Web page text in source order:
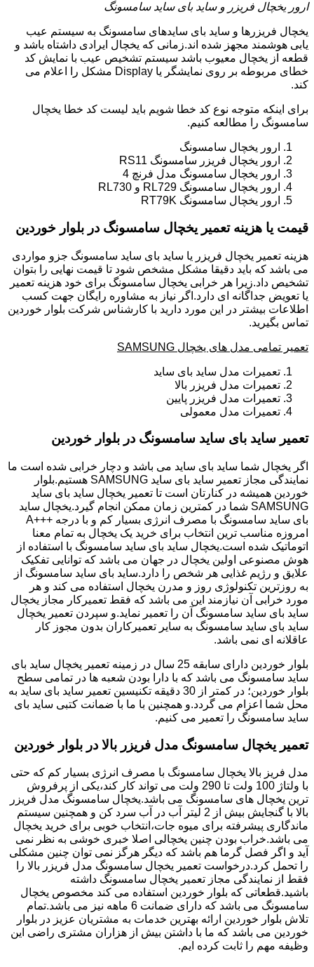
ارور یخچال فریزر و ساید بای ساید سامسونگ
یخچال فریزرها و ساید بای سایدهای سامسونگ به سیستم عیب
یابی هوشمند مجهز شده اند.زمانی که یخچال ایرادی داشتاه باشد و
قطعه از یخچال معیوب باشد سیستم تشخیص عیب با نمایش کد
خطای مربوطه بر روی نمایشگر یا Display مشکل را اعلام می
کند.
برای اینکه متوجه نوع کد خطا شویم باید لیست کد خطا یخچال
سامسونگ را مطالعه کنیم.
ارور یخچال سامسونگ
ارور یخچال فریزر سامسونگ RS11
ارور یخچال سامسونگ مدل فرنچ 4
ارور یخچال سامسونگ RL729 و RL730
ارور یخچال سامسونگ RT79K
قیمت یا هزینه تعمیر یخچال سامسونگ در بلوار خوردین
هزینه تعمیر یخچال فریزر یا ساید بای ساید سامسونگ جزو مواردی
می باشد که باید دقیقا مشکل مشخص شود تا قیمت نهایی را بتوان
تشخیص داد.زیرا هر خرابی یخچال سامسونگ برای خود هزینه تعمیر
یا تعویض جداگانه ای دارد.اگر نیاز به مشاوره رایگان جهت کسب
اطلاعات بیشتر در این مورد دارید با کارشناس شرکت بلوار خوردین
تماس بگیرید.
تعمیر تمامی مدل های یخچال SAMSUNG
تعمیرات مدل ساید بای ساید
تعمیرات مدل فریزر بالا
تعمیرات مدل فریزر پایین
تعمیرات مدل معمولی
تعمیر ساید بای ساید سامسونگ در بلوار خوردین
اگر یخچال شما ساید بای ساید می باشد و دچار خرابی شده است ما
نمایندگی مجاز تعمیر ساید بای ساید SAMSUNG هستیم.بلوار
خوردین همیشه در کنارتان است تا تعمیر یخچال ساید بای ساید
SAMSUNG شما در کمترین زمان ممکن انجام گیرد.یخچال ساید
بای ساید سامسونگ با مصرف انرژی بسیار کم و با درجه +++A
امروزه مناسب ترین انتخاب برای خرید یک یخچال به تمام معنا
اتوماتیک شده است.یخچال ساید بای ساید سامسونگ با استفاده از
هوش مصنوعی اولین یخچال در جهان می باشد که توانایی تفکیک
علایق و رژیم غذایی هر شخص را دارد.ساید بای ساید سامسونگ از
به روزترین تکنولوژی روز و مدرن یخچال استفاده می کند و هر
مورد خرابی آن نیازمند این می باشد که فقط تعمیرکار مجاز یخچال
ساید بای ساید سامسونگ آن را تعمیر نماید.و سپردن تعمیر یخچال
ساید بای ساید سامسونگ به سایر تعمیرکاران بدون مجوز کار
عاقلانه ای نمی باشد.
بلوار خوردین دارای سابقه 25 سال در زمینه تعمیر یخچال ساید بای
ساید سامسونگ می باشد که با دارا بودن شعبه ها در تمامی سطح
بلوار خوردین؛ در کمتر از 30 دقیقه تکنیسین تعمیر ساید بای ساید به
محل شما اعزام می گردد.و همچنین با ما با ضمانت کتبی ساید بای
ساید سامسونگ را تعمیر می کنیم.
تعمیر یخچال سامسونگ مدل فریزر بالا در بلوار خوردین
مدل فریز بالا یخچال سامسونگ با مصرف انرژی بسیار کم که حتی
با ولتاژ 100 ولت تا 290 ولت می تواند کار کند،یکی از پرفروش
ترین یخچال های سامسونگ می باشد.یخچال سامسونگ مدل فریزر
بالا با گنجایش بیش از 2 لیتر آب در آب سرد کن و همچنین سیستم
ماندگاری پیشرفته برای میوه جات،انتخاب خوبی برای خرید یخچال
می باشد.خراب بودن چنین یخچالی اصلا خبری خوشی به نظر نمی
آید و اگر فصل گرما هم باشد که دیگر هرگز نمی توان چنین مشکلی
را تحمل کرد.درخواست تعمیر یخچال سامسونگ مدل فریزر بالا را
فقط از نمایندگی مجاز تعمیر یخچال سامسونگ داشته
باشید.قطعاتی که بلوار خوردین استفاده می کند مخصوص یخچال
سامسونگ می باشد که دارای ضمانت 6 ماهه نیز می باشد.تمام
تلاش بلوار خوردین ارائه بهترین خدمات به مشتریان عزیز در بلوار
خوردین می باشد که ما با داشتن بیش از هزاران مشتری راضی این
وظیفه مهم را ثابت کرده ایم.